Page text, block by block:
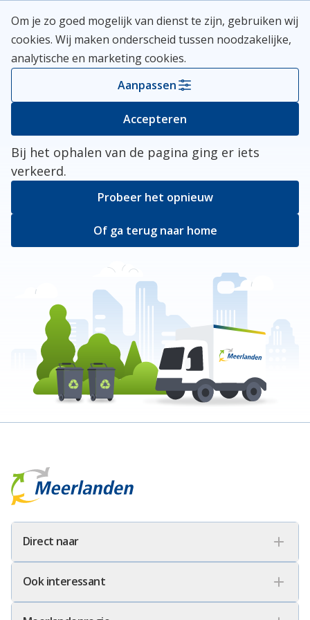
naar
inhoud
Meerlanden Logo
Open
Kies je gemeente
Er ging iets mis
Bij het ophalen van de pagina ging er iets
verkeerd.
Probeer het opnieuw
Of ga terug naar home
Meerlanden Logo
Direct naar
Ook interessant
Om je zo goed mogelijk van dienst te zijn, gebruiken wij
cookies. Wij maken onderscheid tussen noodzakelijke,
analytische en marketing cookies.
Aanpassen
Accepteren